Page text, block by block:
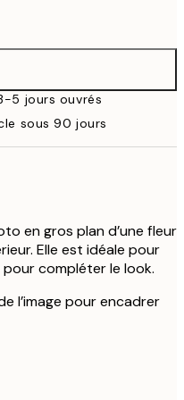
19,95 €
27,45 €
5 jours ouvrés
sous 90 jours
en gros plan d’une fleur
Elle est idéale pour
pour compléter le look.
l’image pour encadrer